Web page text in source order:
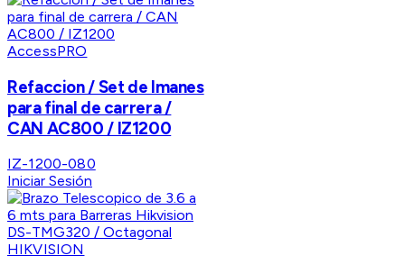
AccessPRO
Refaccion / Set de Imanes
para final de carrera /
CAN AC800 / IZ1200
IZ-1200-080
Iniciar Sesión
HIKVISION